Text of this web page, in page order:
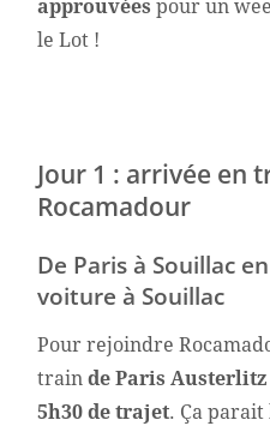
approuvées pour un
le Lot !
Jour 1 : arrivée en
Rocamadour
De Paris à Souillac
voiture à Souillac
Pour rejoindre
trainde Paris
5h30 de trajet. Ça